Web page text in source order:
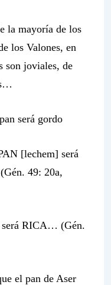
la mayoría de los
los Valones, en
son joviales, de
pan será gordo
[lechem] será
49: 20a,
RICA… (Gén.
el pan de Aser